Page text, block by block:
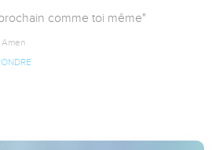
comme toi même"